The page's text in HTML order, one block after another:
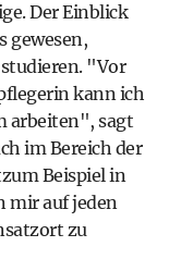
Der Einblick
gewesen,
"Vor
kann ich
arbeiten", sagt
im Bereich der
Beispiel in
mir auf jeden
zu